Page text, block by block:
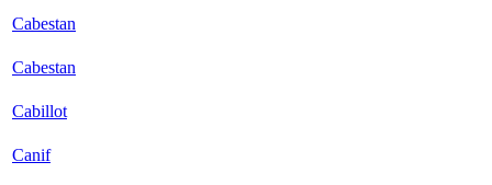
Cabestan
Cabestan
Cabillot
Canif